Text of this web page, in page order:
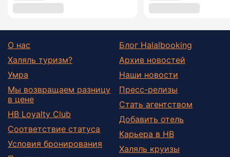
О нас
Халяль туризм?
Умра
Мы возвращаем разницу
в цене
HB Loyalty Club
Соответствие статуса
Условия бронирования
Блог Halalbooking
Архив новостей
Наши новости
Пресс-релизы
Стать агентством
Добавить отель
Карьера в HB
Халяль круизы